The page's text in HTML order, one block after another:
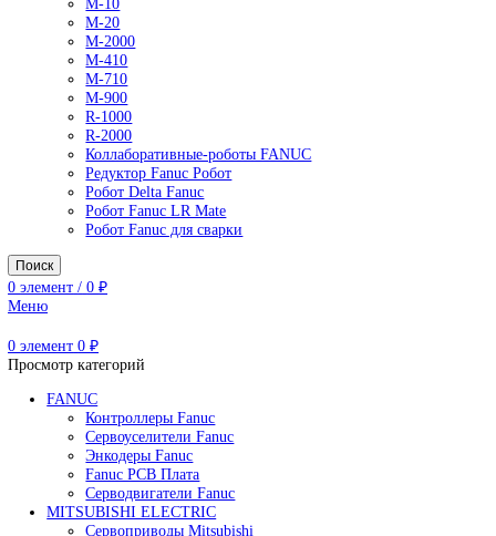
Роботы Epson
Роботы FANUC
M-10
M-20
M-2000
M-410
R-1000
Редуктор Fanuc Робот
Робот Delta Fanuc
Робот Fanuc LR Mate
Робот Fanuc для сварки
элемент / 0₽
Меню